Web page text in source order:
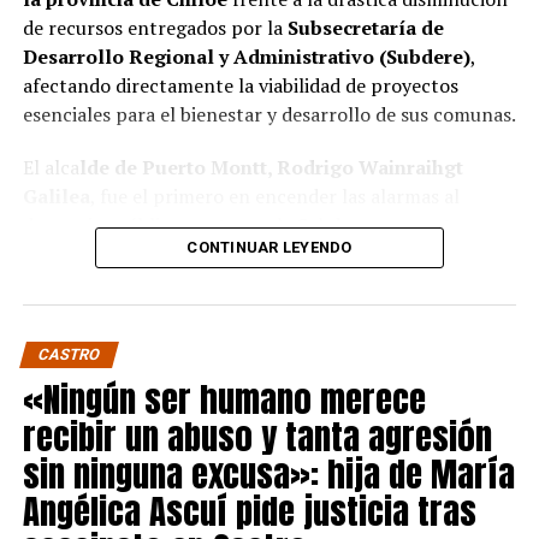
de recursos entregados por la Subsecretaría de
Desarrollo Regional y Administrativo (Subdere),
afectando directamente la viabilidad de proyectos
esenciales para el bienestar y desarrollo de sus comunas.
El alca lde de Puerto Montt, Rodrigo Wainraihgt
denunciar públicamente que la Subdere no cuenta con
fondos para financiar iniciativas del Programa de
Mejoramiento de Barrios (PMB), a pesar de que muchas
ya estaban declaradas elegibles.
historia, la Subdere no tiene recursos para estos
programas fundamentales”, afirmó el edil de la capital
regional de Los Lagos.
Sus pares de Chiloé respaldaron sus declaraciones,
manifestando su inquietud por el impacto que esta
CONTINUAR LEYENDO
CASTRO
«Ningún ser humano merece
recibir un abuso y tanta agresión
sin ninguna excusa»: hija de María
Angélica Ascuí pide justicia tras